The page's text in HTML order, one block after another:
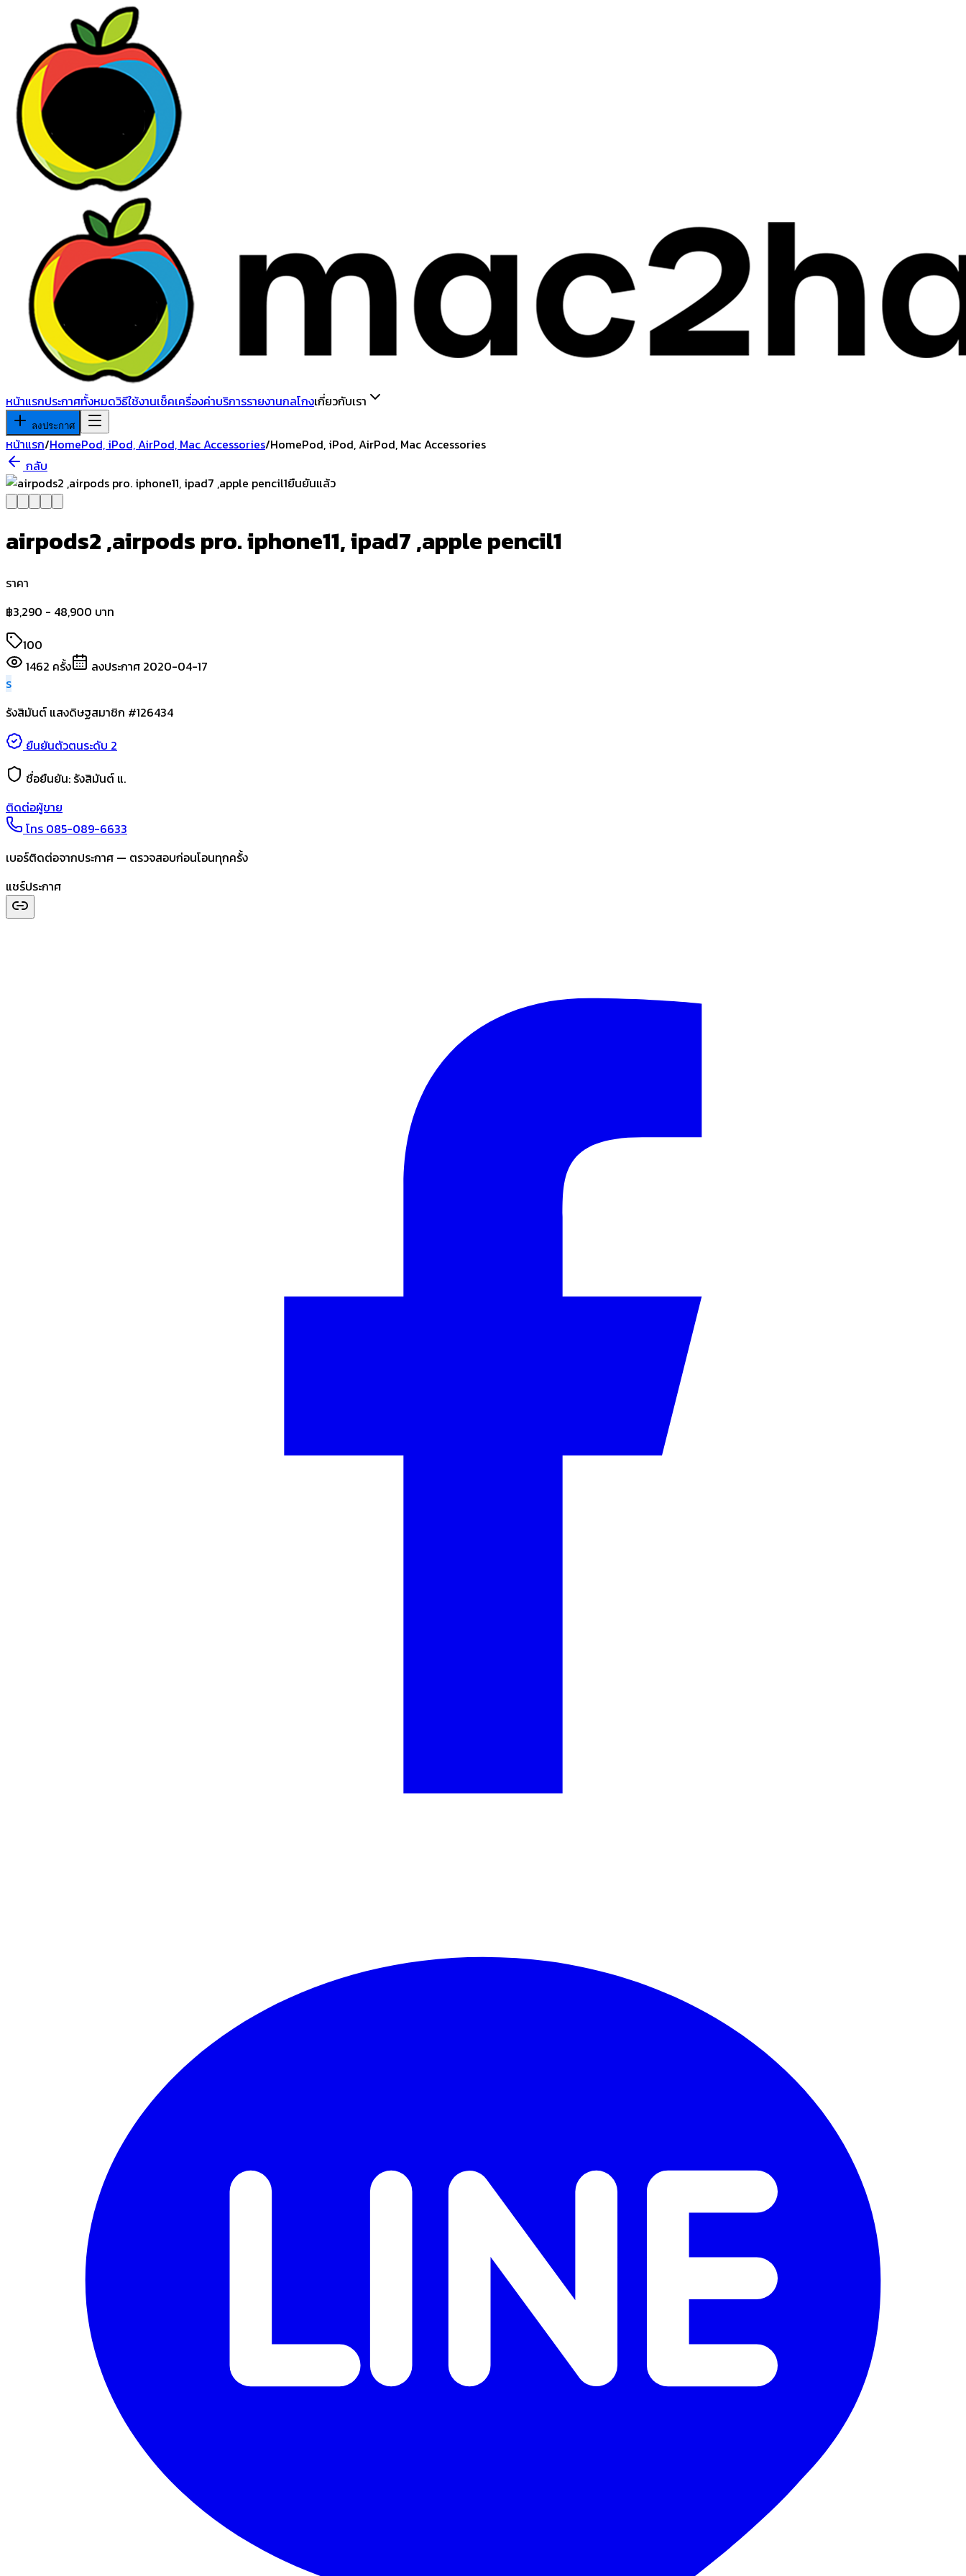
หน้าแรกประกาศทั้งหมดวิธีใช้งานเช็คเครื่องค่าบริการรายงานกลโกงเกี่ยวกับเรา
ลงประกาศ
หน้าแรก/HomePod, iPod, AirPod, Mac Accessories/HomePod, iPod, AirPod, Mac Accessories
กลับ
ยืนยันแล้ว
airpods2 ,airpods pro. iphone11, ipad7 ,apple pencil1
ราคา
฿3,290 - 48,900 บาท
100
1462 ครั้ง ลงประกาศ 2020-04-17
ร
รังสิมันต์ แสงดิษฐสมาชิก #126434
ยืนยันตัวตนระดับ 2
ชื่อยืนยัน: รังสิมันต์ แ.
ติดต่อผู้ขาย
โทร 085-089-6633
เบอร์ติดต่อจากประกาศ — ตรวจสอบก่อนโอนทุกครั้ง
แชร์ประกาศ